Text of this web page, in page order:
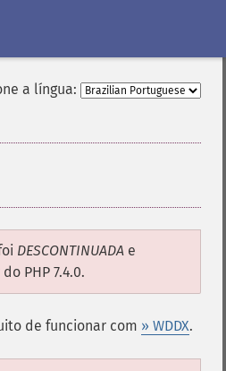
a língua:
DESCONTINUADA e
PHP 7.4.0.
de funcionar com » WDDX.